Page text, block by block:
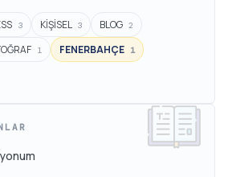
3 KİŞİSEL 3 BLOG 2
1 FENERBAHÇE 1